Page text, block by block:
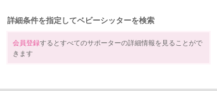
詳細条件を指定してベビーシッターを検索
会員登録するとすべてのサポーターの詳細情報を見ることがで
きます